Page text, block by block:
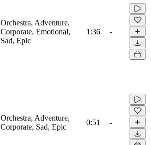
Orchestra, Adventure,
Corporate, Emotional,
Sad, Epic
1:36 -
Orchestra, Adventure,
Corporate, Sad, Epic
0:51 -